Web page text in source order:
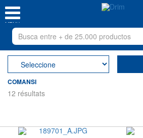
MENU
COMANSI
12 résultats